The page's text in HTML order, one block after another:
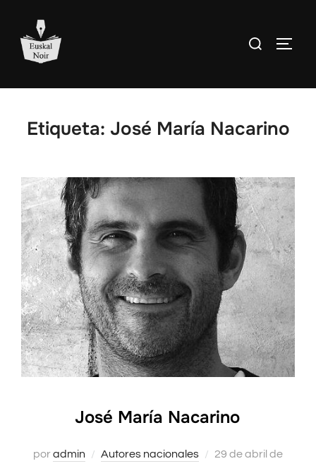
contenido
Buscar:
Etiqueta: José María Nacarino
José María Nacarino
poradmin Autores nacionales
Publicado
29 de abril de